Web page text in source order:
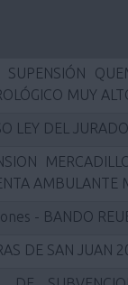
SUPENSIÓN
MUY
LEY DEL
AMBULANTE
- BANDO
DE SAN JUAN